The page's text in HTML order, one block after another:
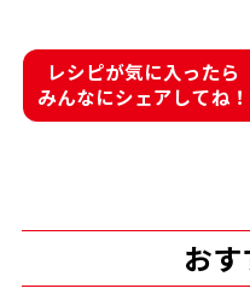
レシピが気に入ったら
みんなにシェアしてね！
お